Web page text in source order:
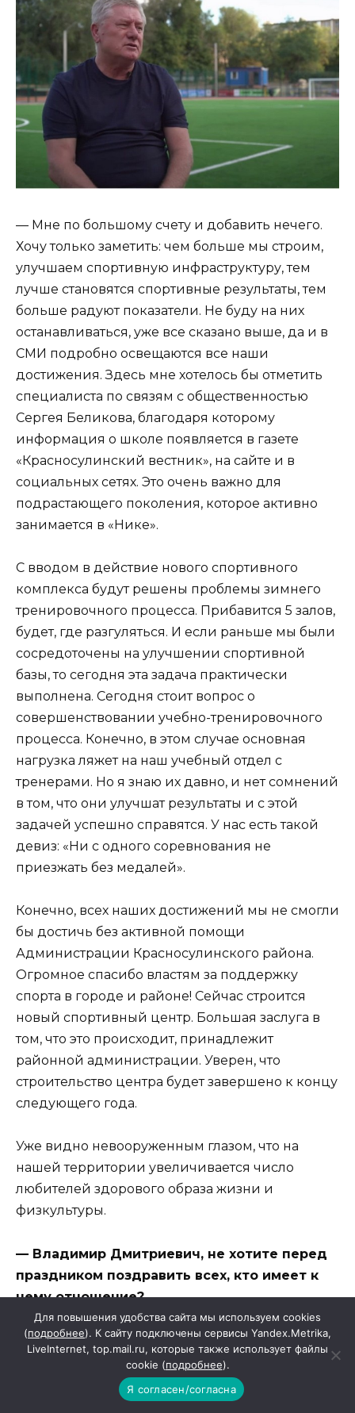
— Мне по большому счету и добавить нечего.
Хочу только заметить: чем больше мы строим,
улучшаем спортивную инфраструктуру, тем
лучше становятся спортивные результаты, тем
больше радуют показатели. Не буду на них
останавливаться, уже все сказано выше, да и в
СМИ подробно освещаются все наши
достижения. Здесь мне хотелось бы отметить
специалиста по связям с общественностью
Сергея Беликова, благодаря которому
информация о школе появляется в газете
«Красносулинский вестник», на сайте и в
социальных сетях. Это очень важно для
подрастающего поколения, которое активно
занимается в «Нике».
С вводом в действие нового спортивного
комплекса будут решены проблемы зимнего
тренировочного процесса. Прибавится 5 залов,
будет, где разгуляться. И если раньше мы были
сосредоточены на улучшении спортивной
базы, то сегодня эта задача практически
выполнена. Сегодня стоит вопрос о
совершенствовании учебно-тренировочного
процесса. Конечно, в этом случае основная
нагрузка ляжет на наш учебный отдел с
тренерами. Но я знаю их давно, и нет сомнений
в том, что они улучшат результаты и с этой
задачей успешно справятся. У нас есть такой
девиз: «Ни с одного соревнования не
приезжать без медалей».
Конечно, всех наших достижений мы не смогли
бы достичь без активной помощи
Администрации Красносулинского района.
Огромное спасибо властям за поддержку
спорта в городе и районе! Сейчас строится
новый спортивный центр. Большая заслуга в
том, что это происходит, принадлежит
районной администрации. Уверен, что
строительство центра будет завершено к концу
следующего года.
Уже видно невооруженным глазом, что на
нашей территории увеличивается число
любителей здорового образа жизни и
физкультуры.
— Владимир Дмитриевич, не хотите перед
праздником поздравить всех, кто имеет к
нему отношение?
— Поздравляю с Днем физкультурника свой
коллектив, которым я горжусь и очень ценю.
Поздравляю красносулинцев — спортсменов
настоящих и будущих, их родных. Поздравляю
Для повышения удобства сайта мы используем cookies
(подробнее). К сайту подключены сервисы Yandex.Metrika,
LiveInternet, top.mail.ru, которые также использует файлы
cookie (подробнее).
Я согласен/согласна